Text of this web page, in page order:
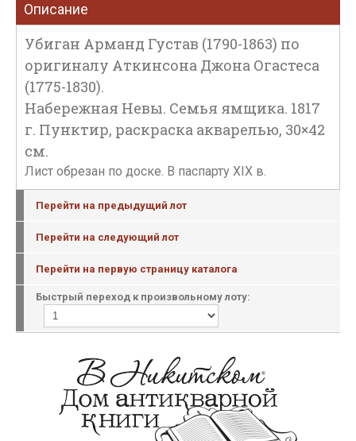
Описание
Убиган Арманд Густав (1790-1863) по
оригиналу Аткинсона Джона Огастеса
(1775-1830).
Набережная Невы. Семья ямщика. 1817
г. Пунктир, раскраска акварелью, 30×42
см.
Лист обрезан по доске. В паспарту XIX в.
Перейти на предыдущий лот
Перейти на следующий лот
Перейти на первую страницу каталога
Быстрый переход к произвольному лоту: